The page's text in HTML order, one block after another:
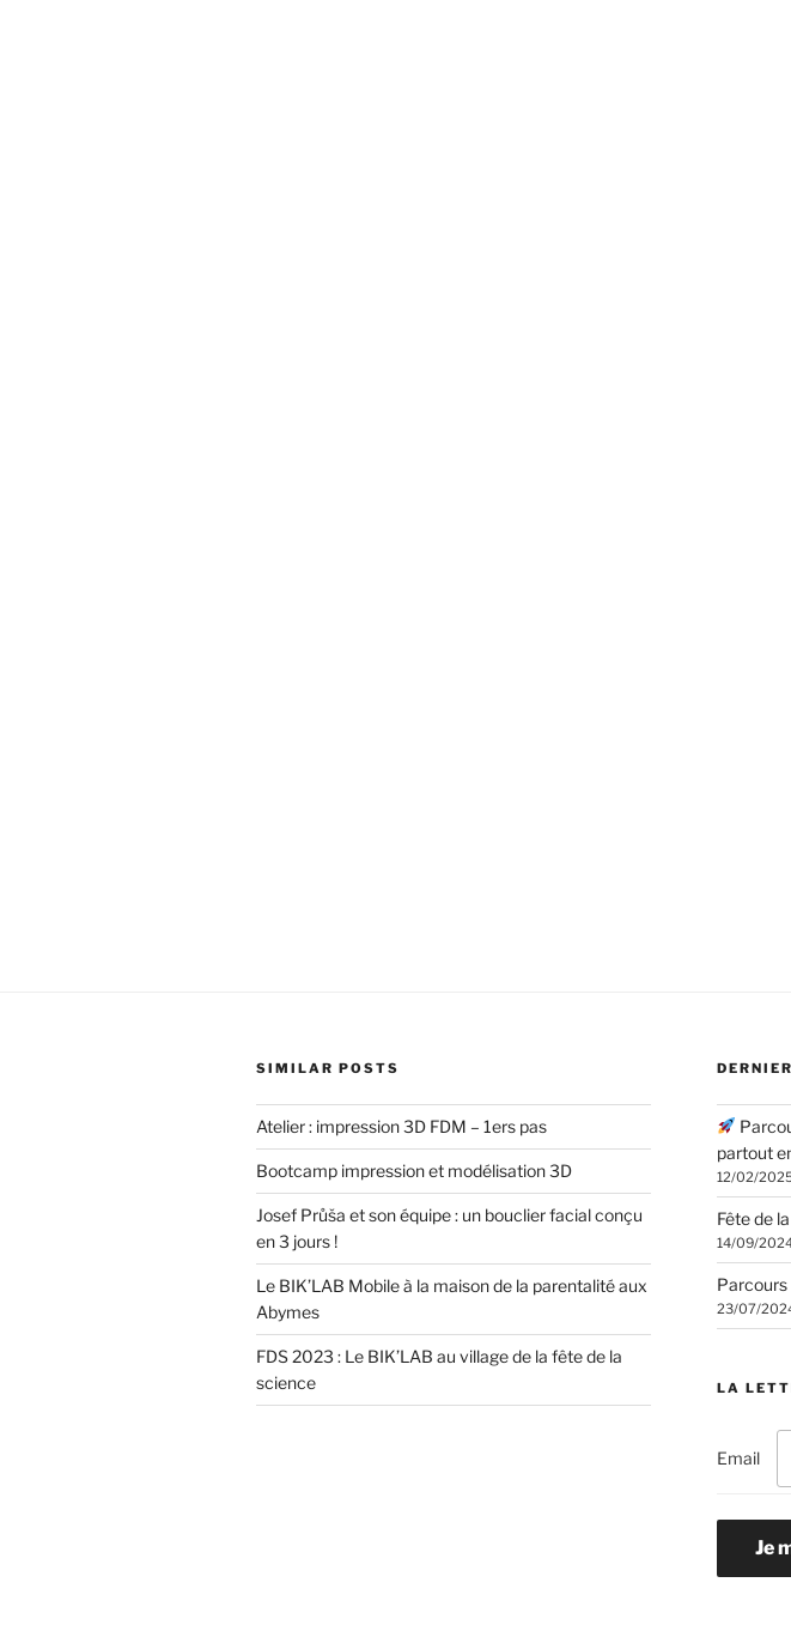
SIMILAR POSTS
Atelier : impression 3D FDM – 1ers pas
Bootcamp impression et modélisation 3D
Josef Průša et son équipe : un bouclier facial conçu
en 3 jours !
Le BIK’LAB Mobile à la maison de la parentalité aux
Abymes
FDS 2023 : Le BIK’LAB au village de la fête de la
science
partout
12/02/
Fête de
14/09/
Parcours
23/07/
LA
Email
Je